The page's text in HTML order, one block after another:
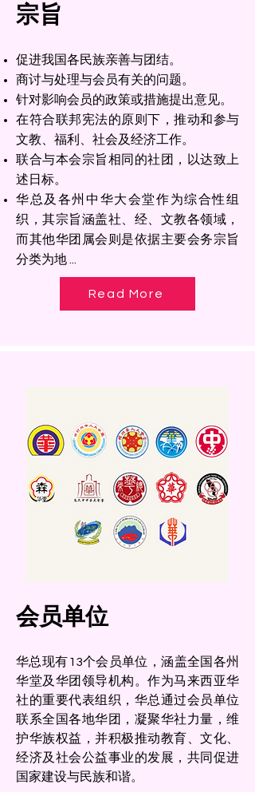
宗旨
促进我国各民族亲善与团结。
商讨与处理与会员有关的问题。
针对影响会员的政策或措施提出意见。
在符合联邦宪法的原则下，推动和参与
文教、福利、社会及经济工作。
联合与本会宗旨相同的社团，以达致上
述日标。
华总及各州中华大会堂作为综合性组
织，其宗旨涵盖社、经、文教各领域，
而其他华团属会则是依据主要会务宗旨
分类为地 ...
Read More
会员单位
华总现有13个会员单位，涵盖全国各州
华堂及华团领导机构。作为马来西亚华
社的重要代表组织，华总通过会员单位
联系全国各地华团，凝聚华社力量，维
护华族权益，并积极推动教育、文化、
经济及社会公益事业的发展，共同促进
国家建设与民族和谐。